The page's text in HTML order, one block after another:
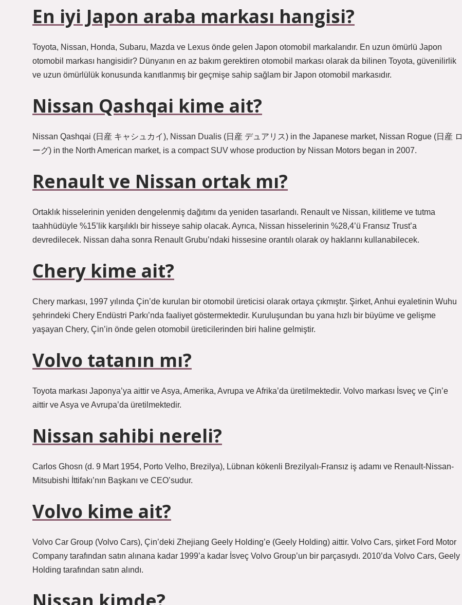
En iyi Japon araba markası hangisi?
Toyota, Nissan, Honda, Subaru, Mazda ve Lexus önde gelen Japon otomobil markalarıdır. En uzun ömürlü Japon
otomobil markası hangisidir? Dünyanın en az bakım gerektiren otomobil markası olarak da bilinen Toyota, güvenilirlik
ve uzun ömürlülük konusunda kanıtlanmış bir geçmişe sahip sağlam bir Japon otomobil markasıdır.
Nissan Qashqai kime ait?
Nissan Qashqai (日産 キャシュカイ), Nissan Dualis (日産 デュアリス) in the Japanese market, Nissan Rogue (日産 ロ
ーグ) in the North American market, is a compact SUV whose production by Nissan Motors began in 2007.
Renault ve Nissan ortak mı?
Ortaklık hisselerinin yeniden dengelenmiş dağıtımı da yeniden tasarlandı. Renault ve Nissan, kilitleme ve tutma
taahhüdüyle %15’lik karşılıklı bir hisseye sahip olacak. Ayrıca, Nissan hisselerinin %28,4’ü Fransız Trust’a
devredilecek. Nissan daha sonra Renault Grubu’ndaki hissesine orantılı olarak oy haklarını kullanabilecek.
Chery kime ait?
Chery markası, 1997 yılında Çin’de kurulan bir otomobil üreticisi olarak ortaya çıkmıştır. Şirket, Anhui eyaletinin Wuhu
şehrindeki Chery Endüstri Parkı’nda faaliyet göstermektedir. Kuruluşundan bu yana hızlı bir büyüme ve gelişme
yaşayan Chery, Çin’in önde gelen otomobil üreticilerinden biri haline gelmiştir.
Volvo tatanın mı?
Toyota markası Japonya’ya aittir ve Asya, Amerika, Avrupa ve Afrika’da üretilmektedir. Volvo markası İsveç ve Çin’e
aittir ve Asya ve Avrupa’da üretilmektedir.
Nissan sahibi nereli?
Carlos Ghosn (d. 9 Mart 1954, Porto Velho, Brezilya), Lübnan kökenli Brezilyalı-Fransız iş adamı ve Renault-Nissan-
Mitsubishi İttifakı’nın Başkanı ve CEO’sudur.
Volvo kime ait?
Volvo Car Group (Volvo Cars), Çin’deki Zhejiang Geely Holding’e (Geely Holding) aittir. Volvo Cars, şirket Ford Motor
Company tarafından satın alınana kadar 1999’a kadar İsveç Volvo Group’un bir parçasıydı. 2010’da Volvo Cars, Geely
Holding tarafından satın alındı.